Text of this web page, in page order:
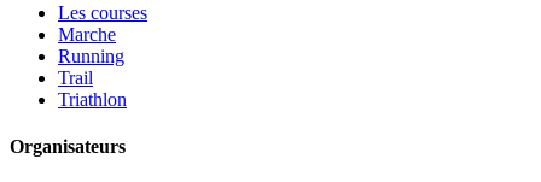
Les courses
Marche
Running
Trail
Triathlon
Organisateurs